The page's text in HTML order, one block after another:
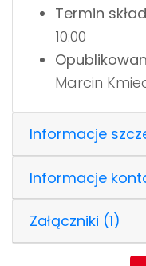
Termin
10:00
Marcin
Informacje
Informacje
Załączniki (1)